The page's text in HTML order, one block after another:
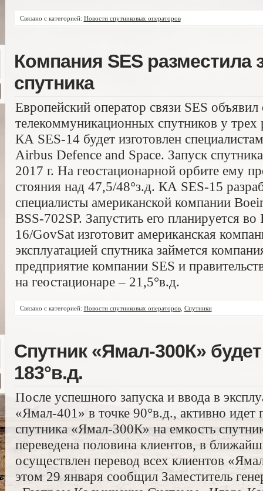
Связано с категорией: Новости спутниковых операторов
Компания SES разместила
спутника
Европейский оператор связи SES
телекоммуникационных спутников у трех
КА SES-14 будет изготовлен
Airbus Defence and Space. Запуск
2017 г. На геостационарной орбите ему
стояния над 47,5/48°з.д. КА SES-15
специалисты американской компании
BSS-702SP. Запустить его планируется
16/GovSat изготовит американская
эксплуатацией спутника займется
предприятие компании SES и
на геостационаре – 21,5°в.д.
Связано с категорией: Новости спутниковых операторов, Спутники
Спутник «Ямал-300К»
183°в.д.
После успешного запуска и ввода в
«Ямал-401» в точке 90°в.д., активно идет
спутника «Ямал-300К» на емкость
переведена половина клиентов, в
осуществлен перевод всех клиентов
этом 29 января сообщил Заместитель